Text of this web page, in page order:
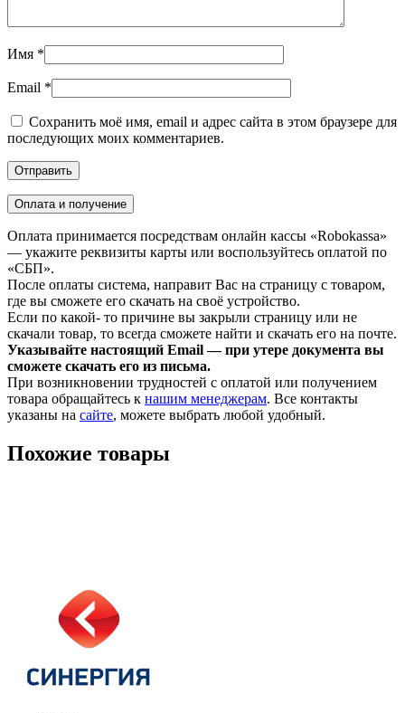
Имя *
Email *
Сохранить моё имя, email и адрес сайта в этом браузере для
последующих моих комментариев.
Оплата и получение
Оплата принимается посредствам онлайн кассы «Robokassa»
— укажите реквизиты карты или воспользуйтесь оплатой по
«СБП».
После оплаты система, направит Вас на страницу с товаром,
где вы сможете его скачать на своё устройство.
Если по какой- то причине вы закрыли страницу или не
скачали товар, то всегда сможете найти и скачать его на почте.
Указывайте настоящий Email — при утере документа вы
сможете скачать его из письма.
При возникновении трудностей с оплатой или получением
товара обращайтесь к нашим менеджерам. Все контакты
указаны на сайте, можете выбрать любой удобный.
Похожие товары